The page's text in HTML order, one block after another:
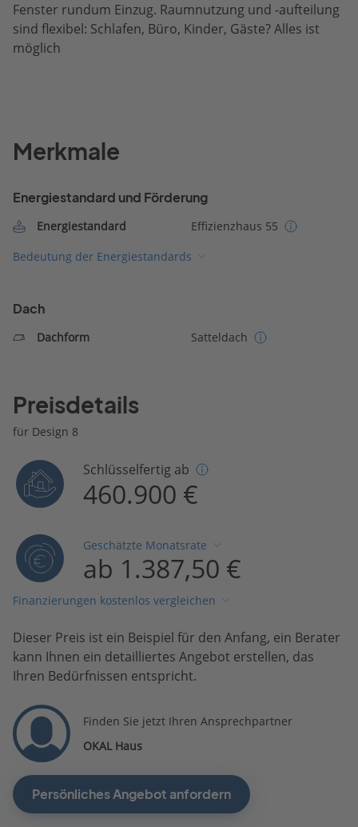
Fenster rundum Einzug. Raumnutzung und -aufteilung
sind flexibel: Schlafen, Büro, Kinder, Gäste? Alles ist
möglich
Merkmale
Energiestandard und Förderung
Energiestandard
Effizienzhaus 55
Bedeutung der Energiestandards
Dach
Dachform Satteldach
Preisdetails
für Design 8
Schlüsselfertig ab
460.900 €
Geschätzte Monatsrate
ab 1.387,50 €
Finanzierungen kostenlos vergleichen
Dieser Preis ist ein Beispiel für den Anfang, ein Berater
kann Ihnen ein detailliertes Angebot erstellen, das
Ihren Bedürfnissen entspricht.
Finden Sie jetzt Ihren Ansprechpartner
OKAL Haus
Persönliches Angebot anfordern